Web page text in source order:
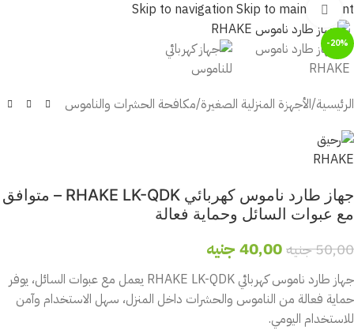
Skip to navigation Skip to main content
-20%
أضغط للتكبير
الرئيسية/الأجهزة المنزلية الصغيرة/مكافحة الحشرات والناموس
جهاز طارد ناموس كهربائي RHAKE LK-QDK – متوافق
مع عبوات السائل وحماية فعالة
50,00جنيه40,00جنيه
جهاز طارد ناموس كهربائي RHAKE LK-QDK يعمل مع عبوات السائل، يوفر
حماية فعالة من الناموس والحشرات داخل المنزل، سهل الاستخدام وآمن
للاستخدام اليومي.